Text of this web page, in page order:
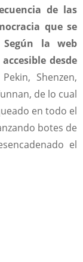
de las
que se
la web
desde
Pekin, Shenzen,
de lo cual
en todo el
botes de
el